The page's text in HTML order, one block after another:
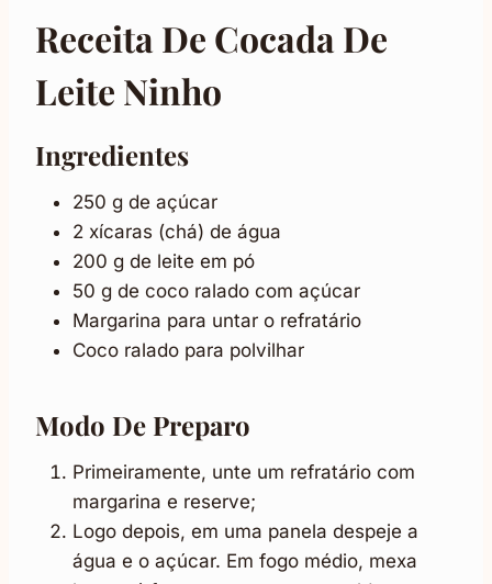
Receita De Cocada De
Leite Ninho
Ingredientes
250 g de açúcar
2 xícaras (chá) de água
200 g de leite em pó
50 g de coco ralado com açúcar
Margarina para untar o refratário
Coco ralado para polvilhar
Modo De Preparo
Primeiramente, unte um refratário com
margarina e reserve;
Logo depois, em uma panela despeje a
água e o açúcar. Em fogo médio, mexa